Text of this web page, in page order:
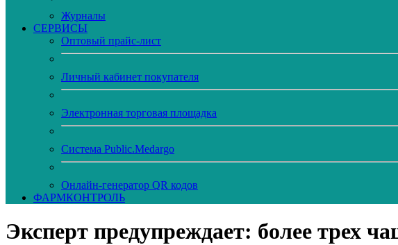
Журналы
CЕРВИСЫ
Оптовый прайс-лист
Личный кабинет покупателя
Электронная торговая площадка
Система Public.Medargo
Онлайн-генератор QR кодов
ФАРМКОНТРОЛЬ
Эксперт предупреждает: более трех